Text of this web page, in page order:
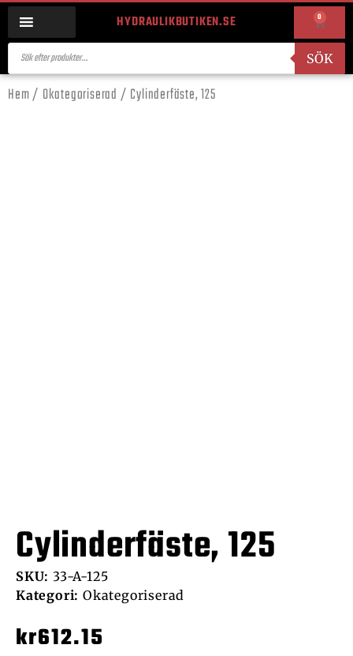
HYDRAULIKBUTIKEN.SE 0
SÖK
Hem/ Okategoriserad / Cylinderfäste, 125
Cylinderfäste, 125
SKU: 33-A-125
Kategori: Okategoriserad
kr612.15